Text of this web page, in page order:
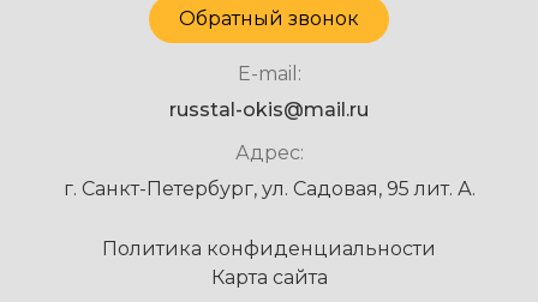
Обратный звонок
E-mail:
russtal-okis@mail.ru
Адрес:
г. Санкт-Петербург, ул. Садовая, 95 лит. А.
Политика конфиденциальности
Карта сайта